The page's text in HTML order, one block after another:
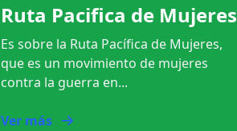
Ruta Pacifica de Mujeres
Es sobre la Ruta Pacífica de Mujeres,
que es un movimiento de mujeres
contra la guerra en...
Ver más